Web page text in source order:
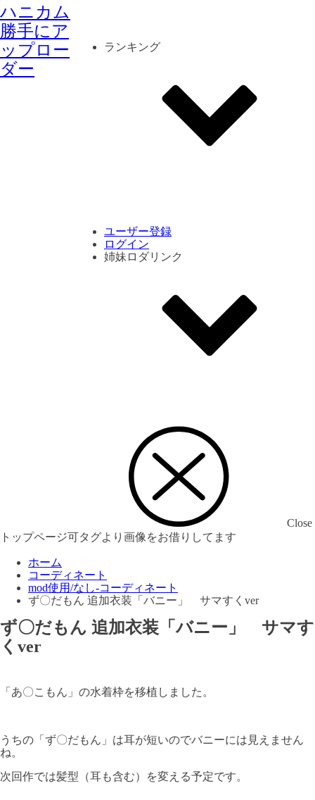
ハニカム
勝手にア
ップロー
ダー
ランキング
ユーザー登録
ログイン
姉妹ロダリンク
Close
トップページ可タグより画像をお借りしてます
ホーム
コーディネート
mod使用/なし-コーディネート
ず〇だもん 追加衣装「バニー」 サマすくver
ず〇だもん 追加衣装「バニー」 サマす
くver
「あ〇こもん」の水着枠を移植しました。
うちの「ず〇だもん」は耳が短いのでバニーには見えません
ね。
次回作では髪型（耳も含む）を変える予定です。